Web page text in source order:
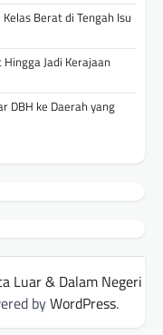
Berat di Tengah Isu
Jadi Kerajaan
DBH ke Daerah yang
Luar & Dalam Negeri
byWordPress.